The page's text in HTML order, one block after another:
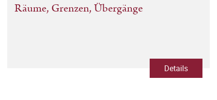
Räume, Grenzen, Übergänge
Details